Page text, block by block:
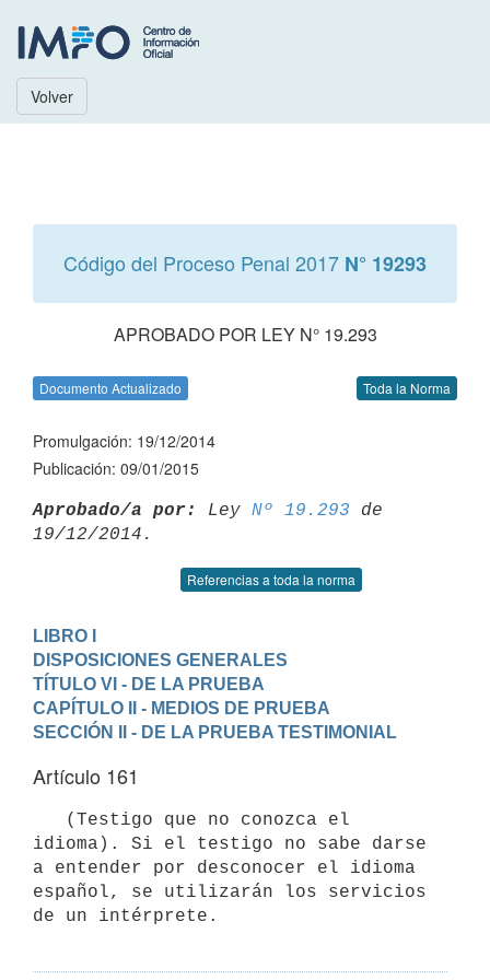
Volver
Código del Proceso Penal 2017 N° 19293
APROBADO POR LEY N° 19.293
Documento Actualizado Toda la Norma
Promulgación: 19/12/2014
Publicación: 09/01/2015
Aprobado/a por: Ley Nº 19.293 de
Referencias a toda la norma
LIBRO I
DISPOSICIONES GENERALES
TÍTULO VI - DE LA PRUEBA
CAPÍTULO II - MEDIOS DE PRUEBA
SECCIÓN II - DE LA PRUEBA TESTIMONIAL
Artículo 161
idioma). Si el testigo no sabe darse
a entender por desconocer el idioma
español, se utilizarán los servicios